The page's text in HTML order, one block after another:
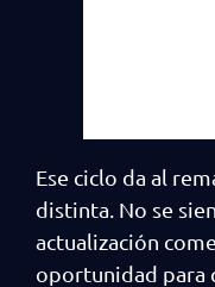
Ese ciclo da al
distinta. No se
actualización
oportunidad para